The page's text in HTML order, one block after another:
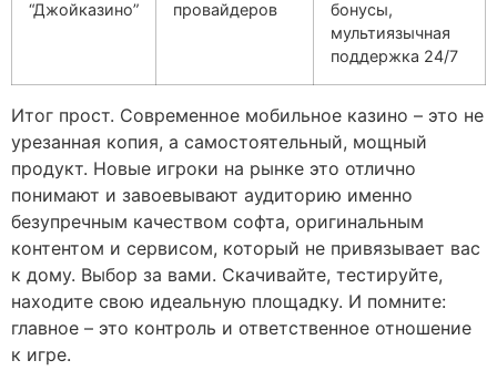
“Джойказино”
провайдеров
бонусы,
мультиязычная
поддержка 24/7
Итог прост. Современное мобильное казино – это не
урезанная копия, а самостоятельный, мощный
продукт. Новые игроки на рынке это отлично
понимают и завоевывают аудиторию именно
безупречным качеством софта, оригинальным
контентом и сервисом, который не привязывает вас
к дому. Выбор за вами. Скачивайте, тестируйте,
находите свою идеальную площадку. И помните:
главное – это контроль и ответственное отношение
к игре.